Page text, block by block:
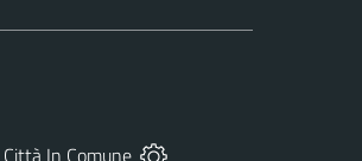
Città In Comune